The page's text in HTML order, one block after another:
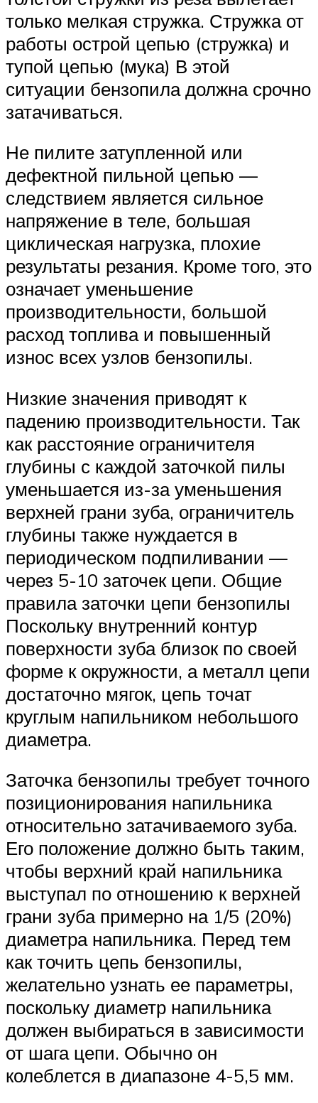
только мелкая стружка. Стружка от
работы острой цепью (стружка) и
тупой цепью (мука) В этой
ситуации бензопила должна срочно
затачиваться.
Не пилите затупленной или
дефектной пильной цепью —
следствием является сильное
напряжение в теле, большая
циклическая нагрузка, плохие
результаты резания. Кроме того, это
означает уменьшение
производительности, большой
расход топлива и повышенный
износ всех узлов бензопилы.
Низкие значения приводят к
падению производительности. Так
как расстояние ограничителя
глубины с каждой заточкой пилы
уменьшается из-за уменьшения
верхней грани зуба, ограничитель
глубины также нуждается в
периодическом подпиливании —
через 5-10 заточек цепи. Общие
правила заточки цепи бензопилы
Поскольку внутренний контур
поверхности зуба близок по своей
форме к окружности, а металл цепи
достаточно мягок, цепь точат
круглым напильником небольшого
диаметра.
Заточка бензопилы требует точного
позиционирования напильника
относительно затачиваемого зуба.
Его положение должно быть таким,
чтобы верхний край напильника
выступал по отношению к верхней
грани зуба примерно на 1/5 (20%)
диаметра напильника. Перед тем
как точить цепь бензопилы,
желательно узнать ее параметры,
поскольку диаметр напильника
должен выбираться в зависимости
от шага цепи. Обычно он
колеблется в диапазоне 4-5,5 мм.